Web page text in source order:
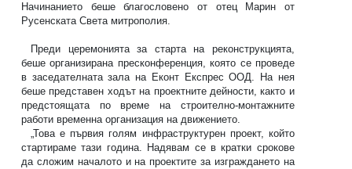
Начинанието беше благословено от отец Марин от
Русенската Света митрополия.
Преди церемонията за старта на реконструкцията,
беше организирана пресконференция, която се проведе
в заседателната зала на Еконт Експрес ООД. На нея
беше представен ходът на проектните дейности, както и
предстоящата по време на строително-монтажните
работи временна организация на движението.
„Това е първия голям инфраструктурен проект, който
стартираме тази година. Надявам се в кратки срокове
да сложим началото и на проектите за изграждането на